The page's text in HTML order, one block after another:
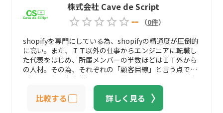
マガ配信などのECサイト運用も得意としているため、
ECサイトリリース後の販促支援も一気通貫で依頼できる
ことが魅力の一つとなっています。 さらに主要モール・
主要カートASPに対応可能なことや、企業様専用のチー
ムで手厚くサポートしてもらえることから、初めてのEC
サイト制作を検討されている方や、サポートの質にこだ
わる方におすすめな会社と言えるでしょう。
株式会社 Cave de Script
--
（0件）
shopifyを専門にしている為、shopifyの精通度が圧倒的
に高い。また、ＩＴ以外の仕事からエンジニアに転職し
た代表をはじめ、所属メンバーの半数ほどはＩＴ外から
の人材。その為、それぞれの「顧客目線」と言う点で、
どうやったらお客様にとって運用し易いのか？と言う点
を追及する事に長けています。運用の手間が少なく成れ
ば、売上アップの為に使える時間が増えていきます。売
上アップの為の支援もお任せください。
比較する 詳しく見る